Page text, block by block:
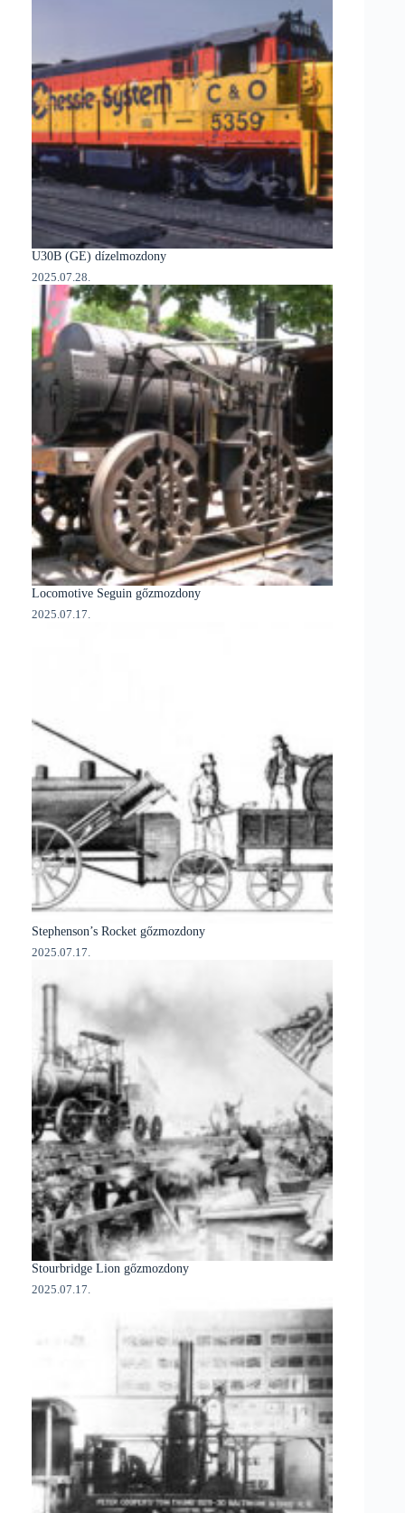
U30B (GE) dízelmozdony
2025.07.28.
Locomotive Seguin gőzmozdony
2025.07.17.
Stephenson’s Rocket gőzmozdony
2025.07.17.
Stourbridge Lion gőzmozdony
2025.07.17.